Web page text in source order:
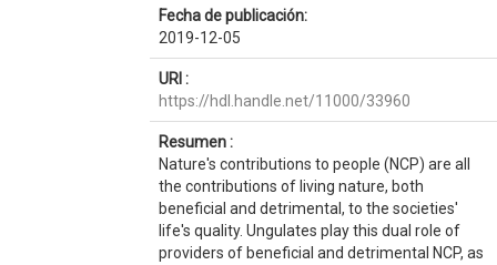
Fecha de publicación:
2019-12-05
URI :
https://hdl.handle.net/11000/33960
Resumen :
Nature's contributions to people (NCP) are all
the contributions of living nature, both
beneficial and detrimental, to the societies'
life's quality. Ungulates play this dual role of
providers of beneficial and detrimental NCP, as